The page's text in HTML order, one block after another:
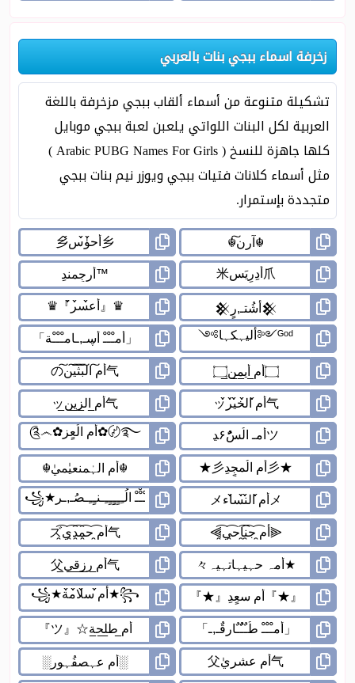
زخرفة اسماء ببجي بنات بالعربي
تشكيلة متنوعة من أسماء ألقاب ببجي مزخرفة باللغة
العربية لكل البنات اللواتي يلعبن لعبة ببجي موبايل
كلها جاهزة للنسخ ( Arabic PUBG Names For Girls )
مثل أسماء كلانات فتيات ببجي ويوزر نيم بنات ببجي
متجددة بإستمرار.